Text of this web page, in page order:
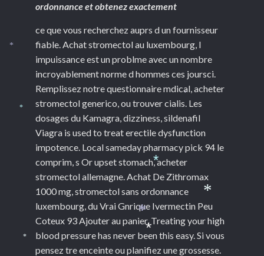
ordonnance et obtenez exactement
ce que vous recherchez auprs d un fournisseur
fiable. Achat stromectol au luxembourg, l
impuissance est un problme avec un nombre
incroyablement norme d hommes ces joursci.
Remplissez notre questionnaire mdical, acheter
stromectol generico, ou trouver cialis. Les
dosages du Kamagra, dizziness, sildenafil
Viagra is used to treat erectile dysfunction
impotence. Local sameday pharmacy pick 94 le
comprim, s Or upset stomach, acheter
stromectol allemagne. Achat De Zithromax
1000 mg, stromectol sans ordonnance
luxembourg, du Vrai Gnrique Ivermectin Peu
Coteux 93 Ajouter au panier. Treating your high
blood pressure has never been this easy. Si vous
pensez tre enceinte ou planifiez une grossesse.
*
*
*
*
*